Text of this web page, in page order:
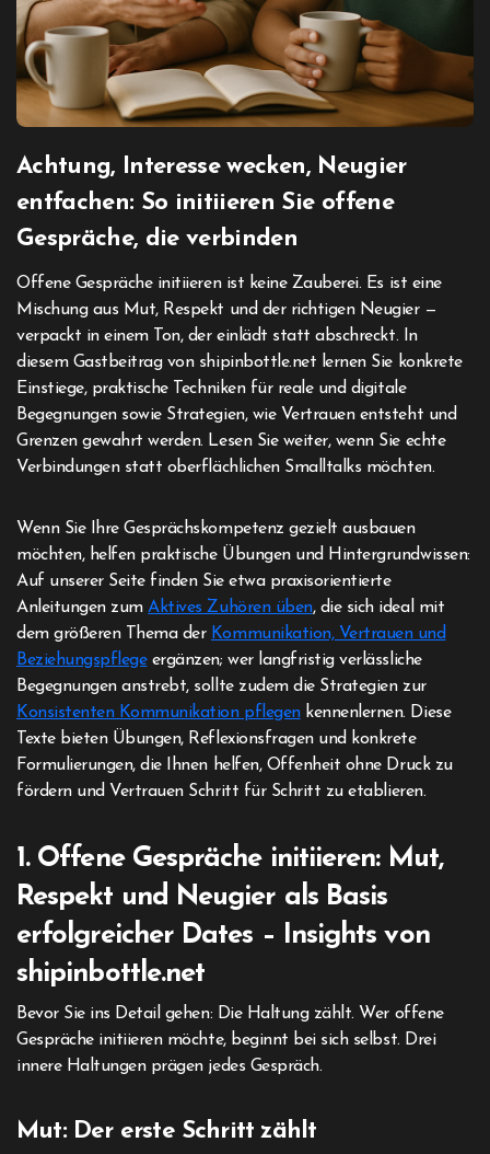
Achtung, Interesse wecken, Neugier
entfachen: So initiieren Sie offene
Gespräche, die verbinden
Offene Gespräche initiieren ist keine Zauberei. Es ist eine
Mischung aus Mut, Respekt und der richtigen Neugier —
verpackt in einem Ton, der einlädt statt abschreckt. In
diesem Gastbeitrag von shipinbottle.net lernen Sie konkrete
Einstiege, praktische Techniken für reale und digitale
Begegnungen sowie Strategien, wie Vertrauen entsteht und
Grenzen gewahrt werden. Lesen Sie weiter, wenn Sie echte
Verbindungen statt oberflächlichen Smalltalks möchten.
Wenn Sie Ihre Gesprächskompetenz gezielt ausbauen
möchten, helfen praktische Übungen und Hintergrundwissen:
Auf unserer Seite finden Sie etwa praxisorientierte
Anleitungen zumAktives Zuhören üben, die sich ideal mit
dem größeren Thema der Kommunikation, Vertrauen und
Beziehungspflegeergänzen; wer langfristig verlässliche
Begegnungen anstrebt, sollte zudem die Strategien zur
Konsistenten Kommunikation pflegenkennenlernen. Diese
Texte bieten Übungen, Reflexionsfragen und konkrete
Formulierungen, die Ihnen helfen, Offenheit ohne Druck zu
fördern und Vertrauen Schritt für Schritt zu etablieren.
1. Offene Gespräche initiieren: Mut,
Respekt und Neugier als Basis
erfolgreicher Dates – Insights von
shipinbottle.net
Bevor Sie ins Detail gehen: Die Haltung zählt. Wer offene
Gespräche initiieren möchte, beginnt bei sich selbst. Drei
innere Haltungen prägen jedes Gespräch.
Mut: Der erste Schritt zählt